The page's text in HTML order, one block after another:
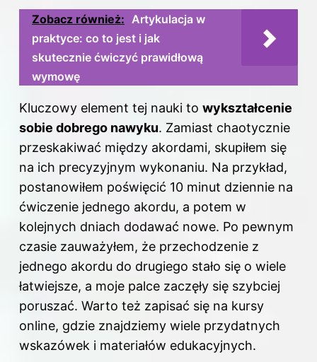
Zobacz również: Artykulacja w
praktyce: co to jest i jak
skutecznie ćwiczyć prawidłową
wymowę
Kluczowy element tej nauki to wykształcenie
sobie dobrego nawyku. Zamiast chaotycznie
przeskakiwać między akordami, skupiłem się
na ich precyzyjnym wykonaniu. Na przykład,
postanowiłem poświęcić 10 minut dziennie na
ćwiczenie jednego akordu, a potem w
kolejnych dniach dodawać nowe. Po pewnym
czasie zauważyłem, że przechodzenie z
jednego akordu do drugiego stało się o wiele
łatwiejsze, a moje palce zaczęły się szybciej
poruszać. Warto też zapisać się na kursy
online, gdzie znajdziemy wiele przydatnych
wskazówek i materiałów edukacyjnych.